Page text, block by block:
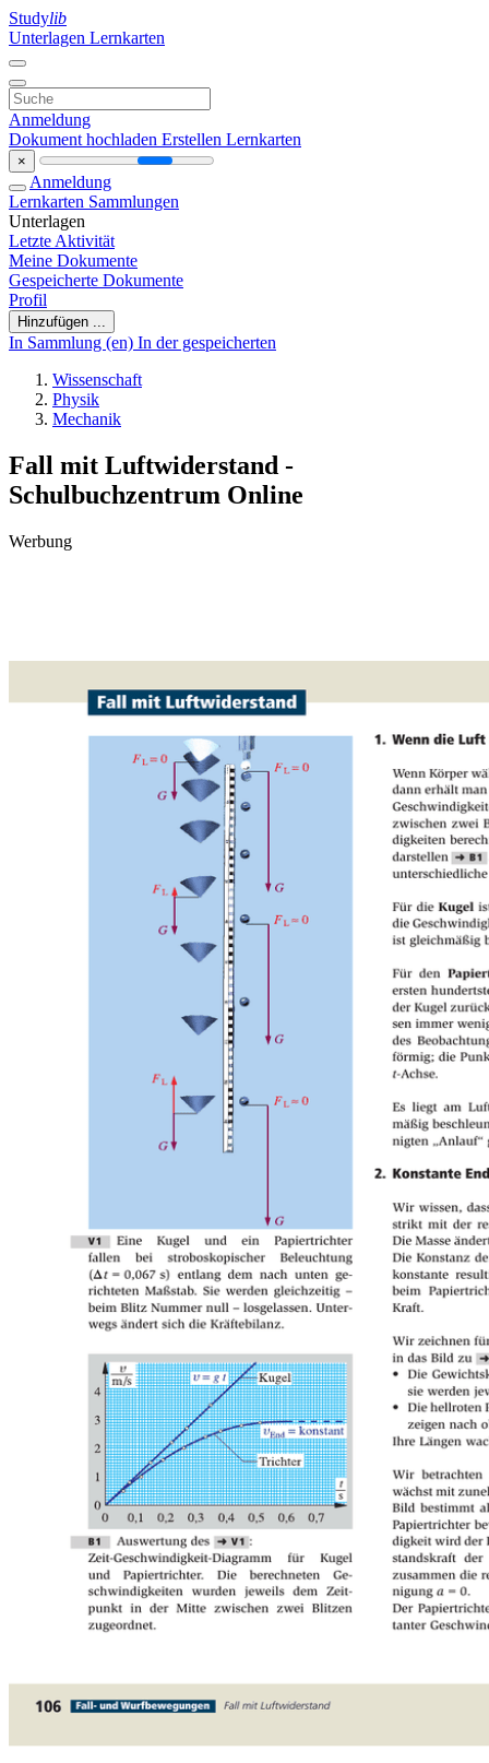
Studylib
Unterlagen Lernkarten
Anmeldung
Dokument hochladen Erstellen Lernkarten
×
Anmeldung
Lernkarten Sammlungen
Unterlagen
Letzte Aktivität
Meine Dokumente
Gespeicherte Dokumente
Profil
Hinzufügen ...
In Sammlung (en) In der gespeicherten
Wissenschaft
Physik
Mechanik
Fall mit Luftwiderstand -
Schulbuchzentrum Online
Werbung